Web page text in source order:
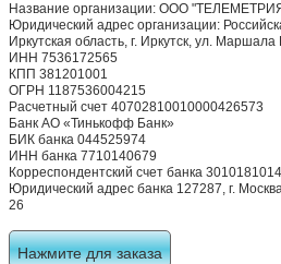
Название организации: ООО
Юридический адрес организации:
Иркутская область, г. Иркутск, ул.
ИНН 7536172565
КПП 381201001
ОГРН 1187536004215
Расчетный счет 40702810010000426573
Банк АО «Тинькофф Банк»
БИК банка 044525974
ИНН банка 7710140679
Корреспондентский счет банка
Юридический адрес банка 127287, г.
26
Нажмите для заказа